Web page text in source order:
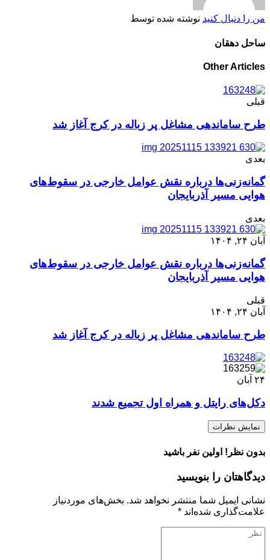
من را دنبال کنید نوشته شده توسط
ساحل دهقان
Other Articles
قبلی
طرح ساماندهی مشاغل پر زباله در کرج آغاز شد
بعدی
گمانه‌زنی‌ها درباره نقش عوامل خارجی در سقوط‌های
هوایی مسیر آذربایجان
بعدی
آبان ۲۴, ۱۴۰۴
گمانه‌زنی‌ها درباره نقش عوامل خارجی در سقوط‌های
هوایی مسیر آذربایجان
قبلی
آبان ۲۴, ۱۴۰۴
طرح ساماندهی مشاغل پر زباله در کرج آغاز شد
۲۴ آبان
دکل‌های رایتل و همراه اول تجمیع شدند
نمایش نظرات
بدون نظر! اولین نفر باشید
دیدگاهتان را بنویسید
نشانی ایمیل شما منتشر نخواهد شد. بخش‌های موردنیاز
علامت‌گذاری شده‌اند *